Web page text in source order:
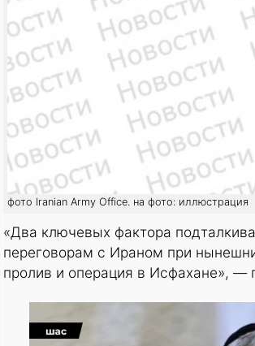
фото Iranian Army Office. на фото: иллюстрация
«Два ключевых фактора
переговорам с Ираном при
пролив и операция в Исфахане», —